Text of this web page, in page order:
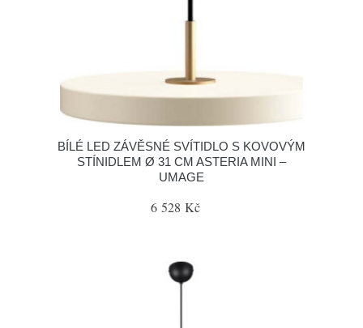
BÍLÉ LED ZÁVĚSNÉ SVÍTIDLO S KOVOVÝM
STÍNIDLEM Ø 31 CM ASTERIA MINI –
UMAGE
6 528 Kč